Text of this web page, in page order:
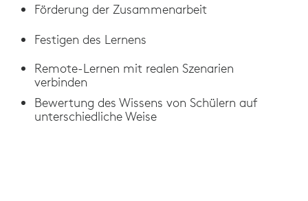
Förderung der Zusammenarbeit
Festigen des Lernens
Remote-Lernen mit realen Szenarien
verbinden
Bewertung des Wissens von Schülern auf
unterschiedliche Weise